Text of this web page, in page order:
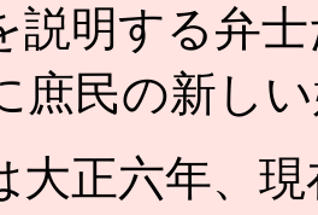
説明する弁
庶民の新し
正六年、現